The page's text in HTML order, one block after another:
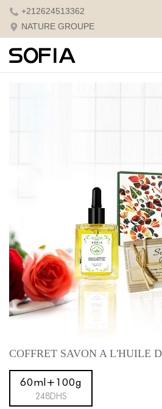
+212624513362
NATURE GROUPE
COFFRET SAVON A L'HUILE
60ml+100g
248DHS